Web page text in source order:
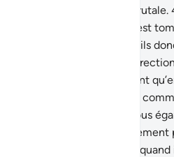
anéantis d’une façon brutale.
par la cité sur laquelle est
malheurs. Ne la voient-ils
n’espèrent pas de
voient, ils ne te prennent
celui qu’Allah a envoyé
s’en est fallu qu’il ne nous
ce n’était notre
Cependant, ils sauront